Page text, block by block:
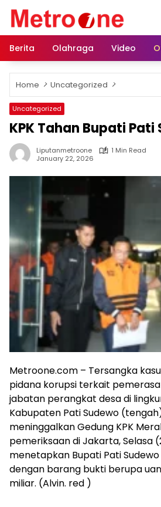
content
Berita
Olahraga Video
Home Uncategorized
Uncategorized
KPK Tahan Bupati Pati
Liputanmetroone
1 Min Read
January 22, 2026
Metroone.com – Tersangka
pidana korupsi terkait
jabatan perangkat desa di
Kabupaten Pati Sudewo
meninggalkan Gedung KPK
pemeriksaan di Jakarta, Selasa
menetapkan Bupati Pati
dengan barang bukti berupa
miliar. (Alvin. red )